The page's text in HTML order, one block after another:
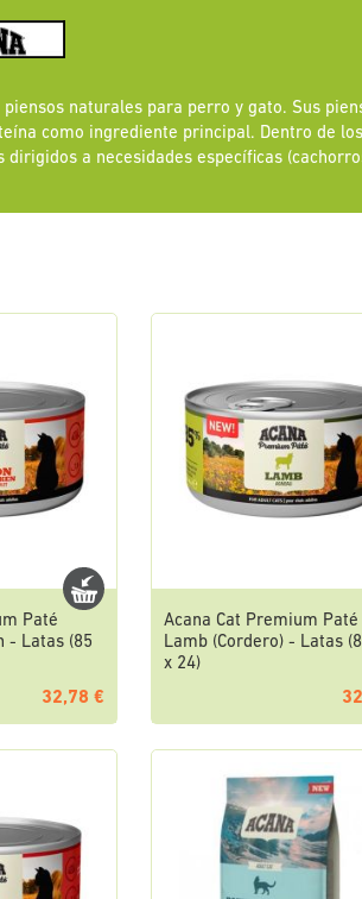
naturales para perro y gato. Sus
como ingrediente principal. Dentro de los
a necesidades específicas
Paté
- Latas (85
32,78 €
Acana Cat Premium Paté
Lamb (Cordero) - Latas
x 24)